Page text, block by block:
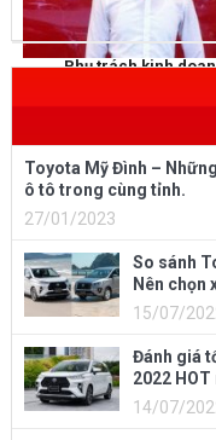
Phụ trách kinh
Toyota Mỹ Đình –
ô tô trong cùng tỉnh.
27/01/2023
So sánh
Nên chọn
15/07/
Đánh giá
2022
14/07/